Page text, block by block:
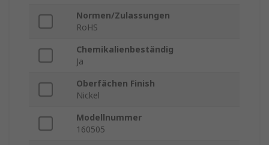
Normen/Zulassungen
RoHS
Chemikalienbeständig
Ja
Oberfächen Finish
Nickel
Modellnummer
160505